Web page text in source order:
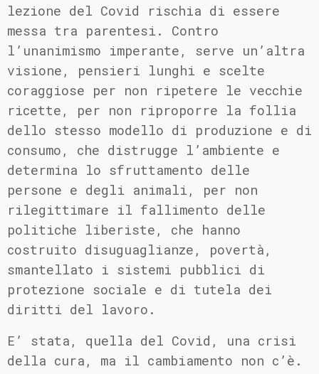
lezione del Covid rischia di essere
messa tra parentesi. Contro
l’unanimismo imperante, serve un’altra
visione, pensieri lunghi e scelte
coraggiose per non ripetere le vecchie
ricette, per non riproporre la follia
dello stesso modello di produzione e di
consumo, che distrugge l’ambiente e
determina lo sfruttamento delle
persone e degli animali, per non
rilegittimare il fallimento delle
politiche liberiste, che hanno
costruito disuguaglianze, povertà,
smantellato i sistemi pubblici di
protezione sociale e di tutela dei
diritti del lavoro.
E’ stata, quella del Covid, una crisi
della cura, ma il cambiamento non c’è.